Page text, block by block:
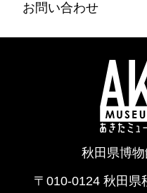
お問い合わせ
秋田県博
〒010-0124 秋田県